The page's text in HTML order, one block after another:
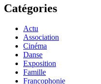
Catégories
Actu
Association
Cinéma
Danse
Exposition
Famille
Francophonie